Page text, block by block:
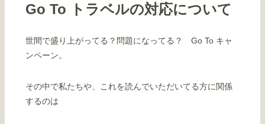
Go To トラベルの対応について
世間で盛り上がってる？問題になってる？ Go To キャ
ンペーン。
その中で私たちや、これを読んでいただいてる方に関係
するのは